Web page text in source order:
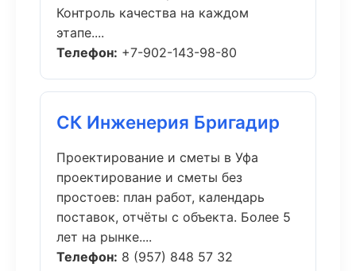
Контроль качества на каждом
этапе....
Телефон: +7-902-143-98-80
СК Инженерия Бригадир
Проектирование и сметы в Уфа
проектирование и сметы без
простоев: план работ, календарь
поставок, отчёты с объекта. Более 5
лет на рынке....
Телефон: 8 (957) 848 57 32